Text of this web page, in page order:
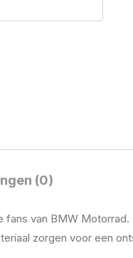
(0)
van BMW
zorgen voor een